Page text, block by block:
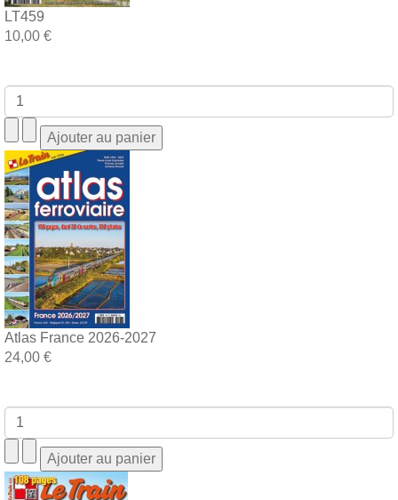
LT459
10,00 €
Atlas France 2026-2027
24,00 €